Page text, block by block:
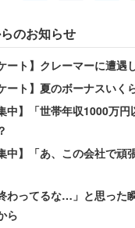
のお知らせ
ート】クレーマーに遭遇
ート】夏のボーナスいく
中】「世帯年収1000万
中】「あ、この会社で頑
わってるな…」と思っ
ら